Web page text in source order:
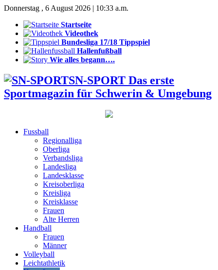
Donnerstag , 6 August 2026 | 10:33 a.m.
Startseite
Videothek
Bundesliga 17/18 Tippspiel
Hallenfußball
Wie alles begann….
SN-SPORT Das erste
Sportmagazin für Schwerin & Umgebung
Fussball
Regionalliga
Oberliga
Verbandsliga
Landesliga
Landesklasse
Kreisoberliga
Kreisliga
Kreisklasse
Frauen
Alte Herren
Handball
Frauen
Männer
Volleyball
Leichtathletik